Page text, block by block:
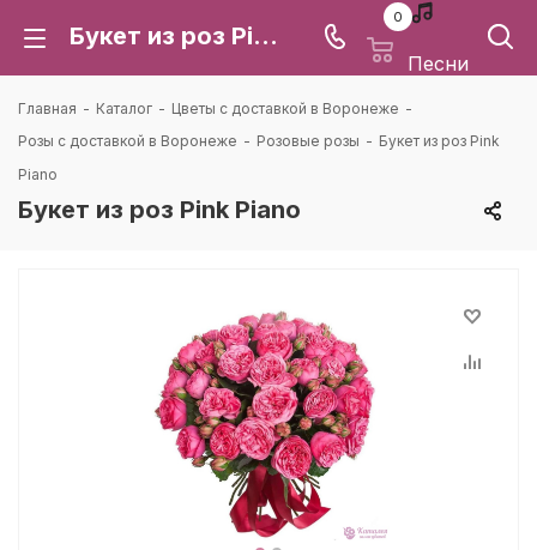
Букет из роз Pink Piano: цена и доставка в Воронеже | Каталея
0
Песни
Главная - Каталог - Цветы с доставкой в Воронеже -
Розы с доставкой в Воронеже - Розовые розы - Букет из роз Pink
Piano
Букет из роз Pink Piano